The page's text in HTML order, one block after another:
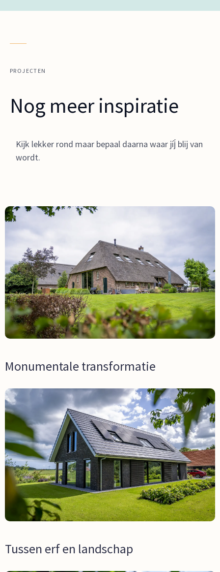
PROJECTEN
Nog meer inspiratie
Kijk lekker rond maar bepaal daarna waar jíj́ blij van
wordt.
Monumentale transformatie
Tussen erf en landschap